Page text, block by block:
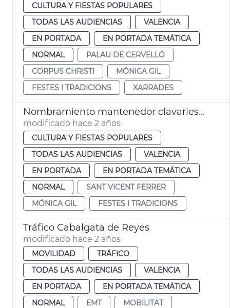
CULTURA Y FIESTAS POPULARES
TODAS LAS AUDIENCIAS
VALENCIA
EN PORTADA
EN PORTADA TEMÁTICA
NORMAL
PALAU DE CERVELLÓ
CORPUS CHRISTI
MÓNICA GIL
FESTES I TRADICIONS
XARRADES
Nombramiento mantenedor clavariesa vicentina
modificado hace 2 años
CULTURA Y FIESTAS POPULARES
TODAS LAS AUDIENCIAS
VALENCIA
EN PORTADA
EN PORTADA TEMÁTICA
NORMAL
SANT VICENT FERRER
MÓNICA GIL
FESTES I TRADICIONS
Tráfico Cabalgata de Reyes
modificado hace 2 años
MOVILIDAD
TRÁFICO
TODAS LAS AUDIENCIAS
VALENCIA
EN PORTADA
EN PORTADA TEMÁTICA
NORMAL
EMT
MOBILITAT